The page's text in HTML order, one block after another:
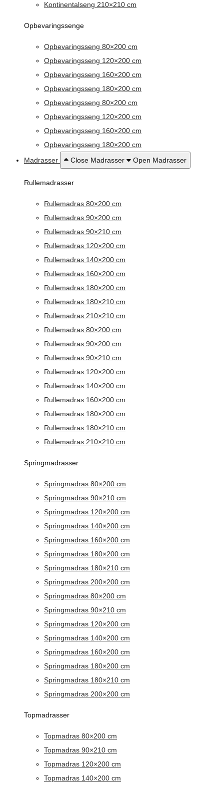
Kontinentalseng 210×210 cm
Opbevaringssenge
Opbevaringsseng 80×200 cm
Opbevaringsseng 120×200 cm
Opbevaringsseng 160×200 cm
Opbevaringsseng 180×200 cm
Opbevaringsseng 80×200 cm
Opbevaringsseng 120×200 cm
Opbevaringsseng 160×200 cm
Opbevaringsseng 180×200 cm
Madrasser
Close Madrasser Open Madrasser
Rullemadrasser
Rullemadras 80×200 cm
Rullemadras 90×200 cm
Rullemadras 90×210 cm
Rullemadras 120×200 cm
Rullemadras 140×200 cm
Rullemadras 160×200 cm
Rullemadras 180×200 cm
Rullemadras 180×210 cm
Rullemadras 210×210 cm
Rullemadras 80×200 cm
Rullemadras 90×200 cm
Rullemadras 90×210 cm
Rullemadras 120×200 cm
Rullemadras 140×200 cm
Rullemadras 160×200 cm
Rullemadras 180×200 cm
Rullemadras 180×210 cm
Rullemadras 210×210 cm
Springmadrasser
Springmadras 80×200 cm
Springmadras 90×210 cm
Springmadras 120×200 cm
Springmadras 140×200 cm
Springmadras 160×200 cm
Springmadras 180×200 cm
Springmadras 180×210 cm
Springmadras 200×200 cm
Springmadras 80×200 cm
Springmadras 90×210 cm
Springmadras 120×200 cm
Springmadras 140×200 cm
Springmadras 160×200 cm
Springmadras 180×200 cm
Springmadras 180×210 cm
Springmadras 200×200 cm
Topmadrasser
Topmadras 80×200 cm
Topmadras 90×210 cm
Topmadras 120×200 cm
Topmadras 140×200 cm